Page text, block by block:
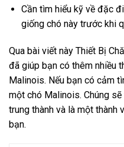
Cần tìm hiểu kỹ về đặc
giống chó này trước khi
Qua bài viết này Thiết Bị
đã giúp bạn có thêm nhiều
Malinois. Nếu bạn có cảm
một chó Malinois. Chúng
trung thành và là một thành
bạn.